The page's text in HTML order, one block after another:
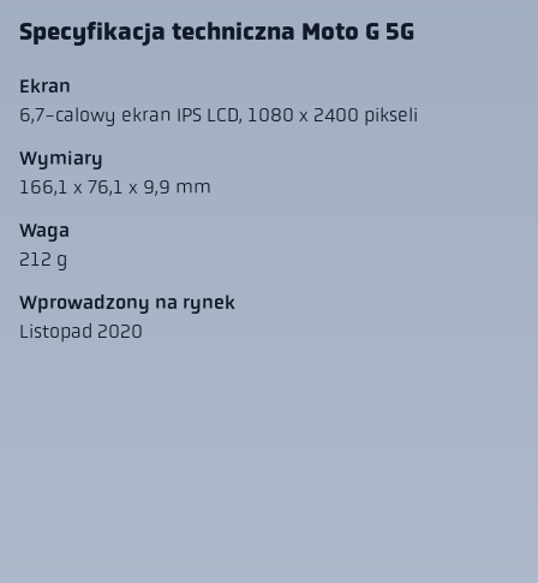
Specyfikacja techniczna Moto G 5G
Ekran
6,7-calowy ekran IPS LCD, 1080 x 2400 pikseli
Wymiary
166,1 x 76,1 x 9,9 mm
Waga
212 g
Wprowadzony na rynek
Listopad 2020